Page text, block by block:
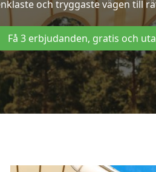
och tryggaste vägen till
Få 3 erbjudanden, gratis och